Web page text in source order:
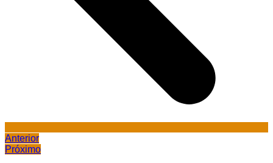
Anterior
Próximo